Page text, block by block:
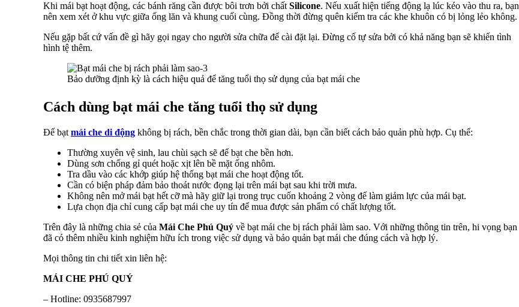
Khi mái bạt hoạt động, các bánh răng cần được bôi trơn bởi chất Silicone. Nếu xuất hiện tiếng động lạ lúc kéo vào thu ra, bạn
nên xem xét ở khu vực giữa ống lăn và khung cuối cùng. Đồng thời đừng quên kiểm tra các khe khuôn có bị lỏng lẻo không.
Nếu gặp bất cứ vấn đề gì hãy gọi ngay cho người sửa chữa để cài đặt lại. Đừng cố tự sửa bởi có khả năng bạn sẽ khiến tình
hình tệ thêm.
Bảo dưỡng định kỳ là cách hiệu quả để tăng tuổi thọ sử dụng của bạt mái che
Cách dùng bạt mái che tăng tuổi thọ sử dụng
Để bạt mái che di động không bị rách, bền chắc trong thời gian dài, bạn cần biết cách bảo quản phù hợp. Cụ thể:
Thường xuyên vệ sinh, lau chùi sạch sẽ để bạt che bền hơn.
Dùng sơn chống gỉ quét hoặc xịt lên bề mặt ống nhôm.
Tra dầu vào các khớp giúp hệ thống bạt mái che hoạt động tốt.
Cần có biện pháp đảm bảo thoát nước đọng lại trên mái bạt sau khi trời mưa.
Không nên mở mái bạt hết cỡ mà hãy giữ lại trong trục cuốn khoảng 2 vòng để làm giảm lực của mái bạt.
Lựa chọn địa chỉ cung cấp bạt mái che uy tín để mua được sản phẩm có chất lượng tốt.
Trên đây là những chia sẻ của Mái Che Phú Quý về bạt mái che bị rách phải làm sao. Với những thông tin trên, hi vọng bạn
đã có thêm nhiều kinh nghiệm hữu ích trong việc sử dụng và bảo quản bạt mái che đúng cách và hợp lý.
Mọi thông tin chi tiết xin liên hệ:
MÁI CHE PHÚ QUÝ
– Hotline: 0935687997